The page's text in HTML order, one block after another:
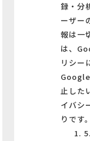
録・分
ーザー
報は一
は、
リシー
止した
イバシ
りです。